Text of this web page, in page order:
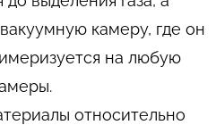
камеру, где он
на любую
относительно